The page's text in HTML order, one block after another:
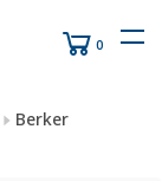
0
Berker